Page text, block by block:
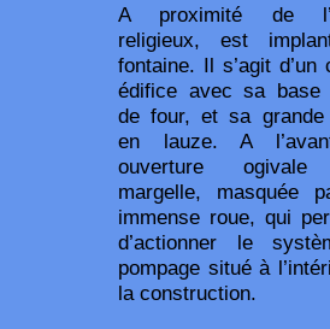
A proximité de
religieux, est
fontaine. Il s’agit d’un
édifice avec sa base
de four, et sa grande
en lauze. A
ouverture
margelle, masquée
immense roue, qui
d’actionner le
pompage situé à
la construction.